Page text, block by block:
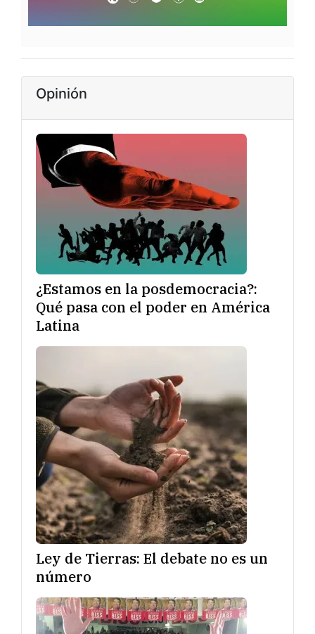
Opinión
¿Estamos en la posdemocracia?:
Qué pasa con el poder en América
Latina
Ley de Tierras: El debate no es un
número